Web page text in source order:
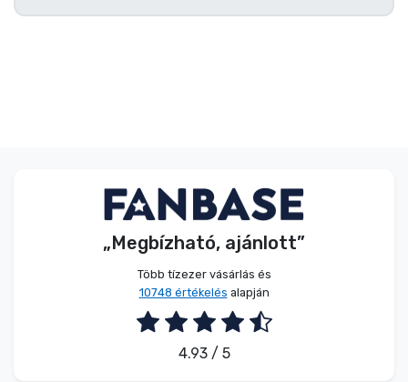
„Megbízható, ajánlott”
Több tízezer vásárlás és
10748 értékelés alapján
4.93 / 5
Animés cuccok
Terméktípusok